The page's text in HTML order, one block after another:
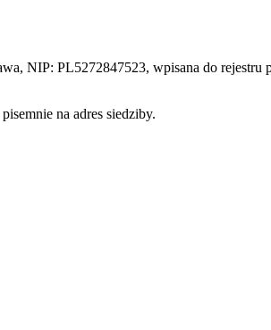
, NIP: PL5272847523, wpisana do rejestru
na adres siedziby.